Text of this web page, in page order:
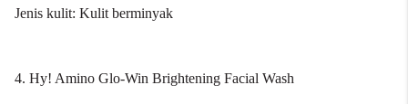
Jenis kulit: Kulit berminyak
4. Hy! Amino Glo-Win Brightening Facial Wash